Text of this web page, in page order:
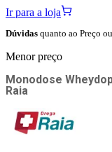
Ir para a loja
Dúvidas quanto ao Preço
Menor preço
Monodose
Raia